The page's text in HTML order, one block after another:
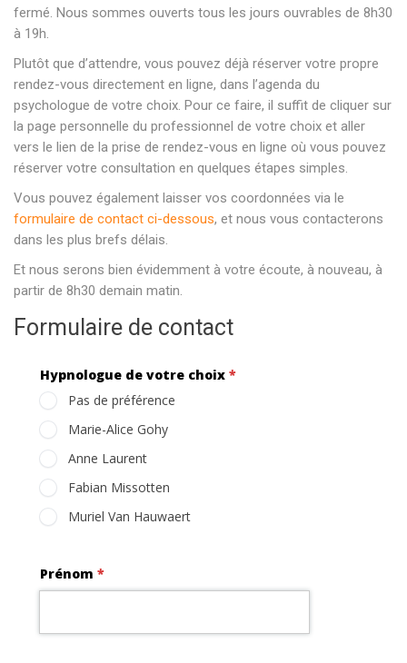
fermé. Nous sommes ouverts tous les jours ouvrables de 8h30
à 19h.
Plutôt que d’attendre, vous pouvez déjà réserver votre propre
rendez-vous directement en ligne, dans l’agenda du
psychologue de votre choix. Pour ce faire, il suffit de cliquer sur
la page personnelle du professionnel de votre choix et aller
vers le lien de la prise de rendez-vous en ligne où vous pouvez
réserver votre consultation en quelques étapes simples.
Vous pouvez également laisser vos coordonnées via le
formulaire de contact ci-dessous, et nous vous contacterons
dans les plus brefs délais.
Et nous serons bien évidemment à votre écoute, à nouveau, à
partir de 8h30 demain matin.
Formulaire de contact